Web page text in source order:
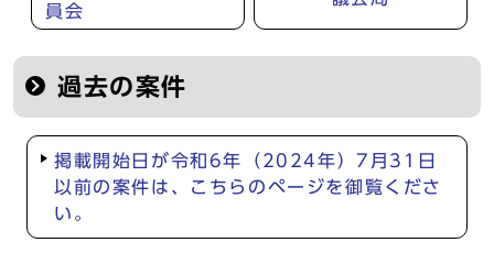
員会
過去の案件
掲載開始日が令和6年（2024年）7月31日
以前の案件は、こちらのページを御覧くださ
い。